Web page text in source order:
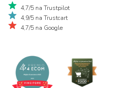
4,7/5 na Trustpilot
4,9/5 na Trustcart
4,7/5 na Google